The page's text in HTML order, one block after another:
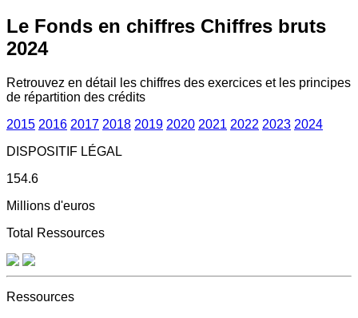
Le Fonds en chiffres Chiffres bruts
2024
Retrouvez en détail les chiffres des exercices et les principes
de répartition des crédits
2015 2016 2017 2018 2019 2020 2021 2022 2023 2024
DISPOSITIF LÉGAL
154.6
Millions d'euros
Total Ressources
Ressources